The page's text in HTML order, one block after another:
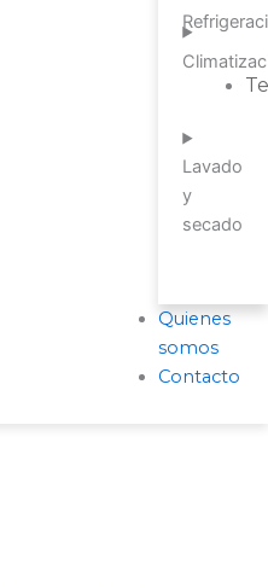
Lavado
y
secado
Quienes
somos
Contacto